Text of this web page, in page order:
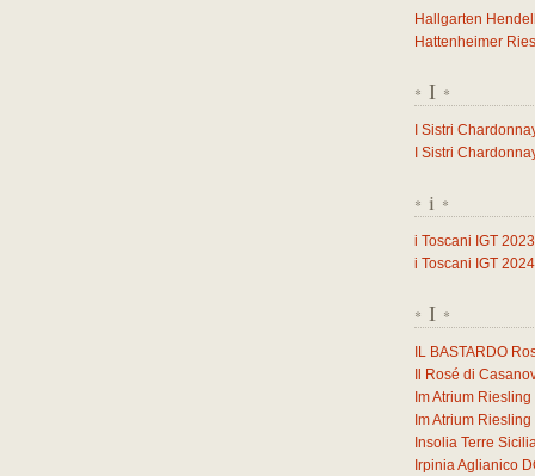
Hallgarten
Hattenheimer
* I *
I Sistri
I Sistri
* i *
i Toscani IGT 2023
i Toscani IGT 2024
* I *
IL BASTARDO
Il Rosé di
Im Atrium
Im Atrium
Insolia Terre
Irpinia Aglianico